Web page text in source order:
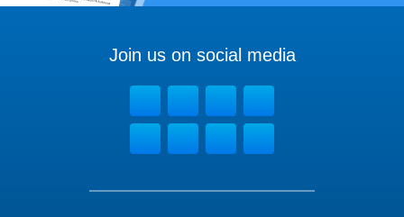
Join us on social media